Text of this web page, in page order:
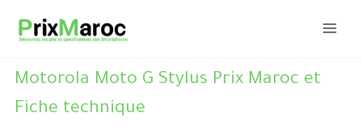
Motorola Moto G Stylus Prix Maroc et
Fiche technique